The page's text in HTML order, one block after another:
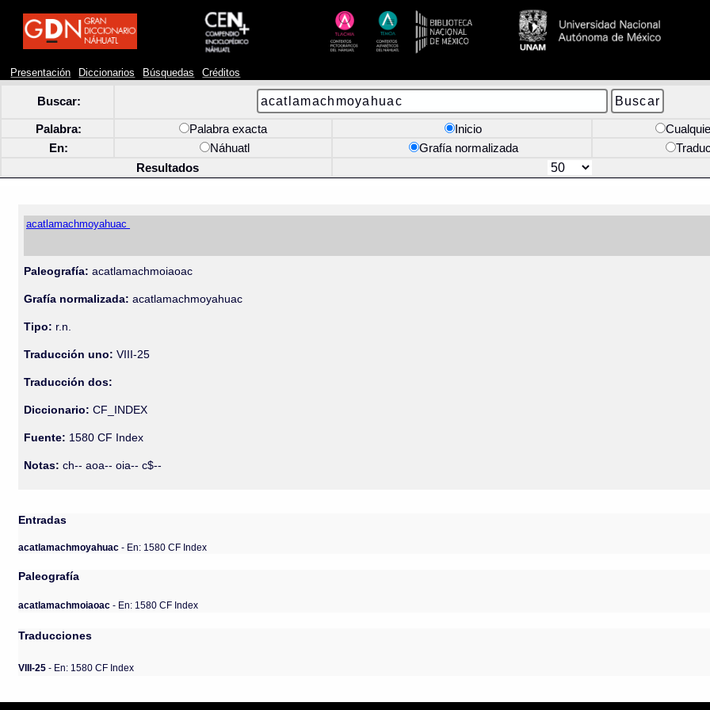
Presentación Diccionarios Búsquedas Créditos
Buscar:
Palabra: Palabra exacta Inicio
En:
Náhuatl Grafía normalizada
Resultados
acatlamachmoyahuac
Paleografía: acatlamachmoiaoac
Grafía normalizada: acatlamachmoyahuac
Tipo: r.n.
Traducción uno: VIII-25
Traducción dos:
Diccionario:CF_INDEX
Fuente: 1580 CF Index
Notas: ch-- aoa-- oia-- c$--
Entradas
acatlamachmoyahuac- En: 1580 CF Index
Paleografía
acatlamachmoiaoac - En: 1580 CF Index
Traducciones
VIII-25 - En: 1580 CF Index